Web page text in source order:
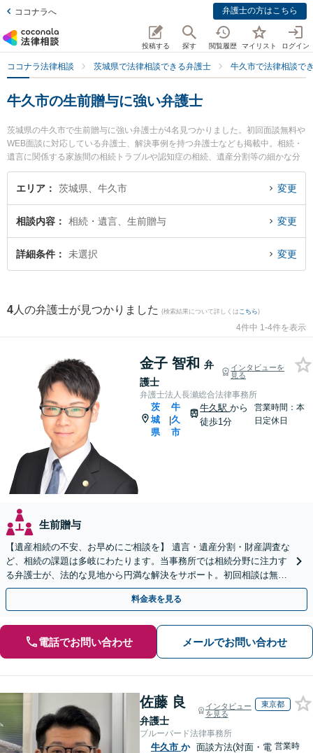
ココナラへ 弁護士の方はこちら
投稿する 探す 閲覧履歴 マイリスト ログイン
ココナラ法律相談 茨城県で法律相談できる弁護士 牛久市で法律相談で
牛久市の生前贈与に強い弁護士
茨城県の牛久市で生前贈与に強い弁護士が4名見つかりました。初回面談無料や
WEB面談に対応している弁護士、解決事例を持つ弁護士なども掲載中。相続・
遺言に関係する家族間の相続トラブルや認知症の相続、遺産分割等の細かな分
野での絞り込み検索もでき便利です。特に弁護士法人長瀬総合法律事務所の金
子 智和弁護士や弁護士法人長瀬総合法律事務所の鈴木 麻文弁護士、弁護士法人
ルを今すぐに弁護士に相談したい』『生前贈与のトラブル解決の実績豊富な近
くの弁護士を検索したい』『初回相談無料で生前贈与を法律相談できる牛久市
内の弁護士に相談予約したい』などでお困りの相談者さんにおすすめです。
エリア 茨城県、牛久市 変更
相談内容 相続・遺言、生前贈与 変更
詳細条件 未選択 変更
4 人の弁護士が見つかりました (検索結果について詳しくは こちら)
4件中 1-4件を表示
金子 智和 弁
護士
インタビューを
見る
弁護士法人長瀬総合法律事務所
茨
城
県
|
牛
久
市
牛久駅から
徒歩1分
営業時間：本
日定休日
生前贈与
【遺産相続の不安、お早めにご相談を】 遺言・遺産分割・財産調査な
ど、相続の課題は多岐にわたります。当事務所では相続分野に注力す
る弁護士が、法的な見地から円満な解決をサポート。初回相談は無料
（予約制）です。まずは現状の整理から始めませんか？
料金表を見る
電話でお問い合わせ メールでお問い合わせ
佐藤 良
弁護士
インタビュー
を見る
東京都
ブルーバード法律事務所
牛久市 か 面談方法(対面・電 営業時